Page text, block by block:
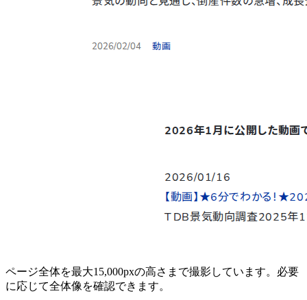
ページ全体を最大15,000pxの高さまで撮影しています。必要
に応じて全体像を確認できます。